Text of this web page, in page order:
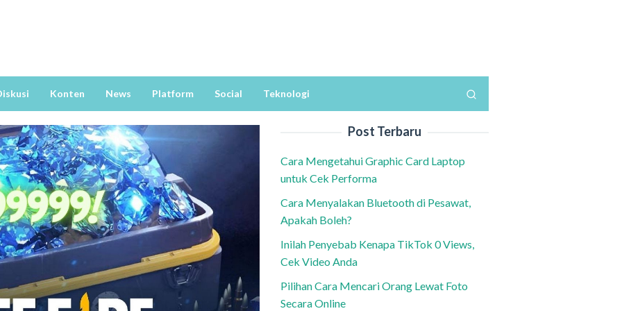
Konten News Platform Social Teknologi
Post Terbaru
Cara Mengetahui Graphic Card Laptop
untuk Cek Performa
Cara Menyalakan Bluetooth di Pesawat,
Apakah Boleh?
Inilah Penyebab Kenapa TikTok 0 Views,
Cek Video Anda
Pilihan Cara Mencari Orang Lewat Foto
Secara Online